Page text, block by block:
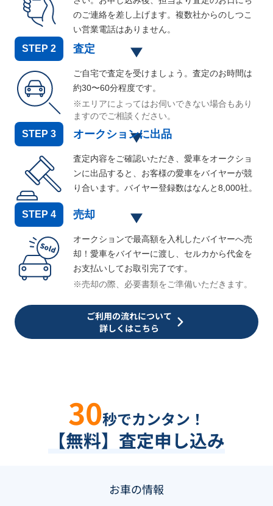
のご連絡を差し上げます。複数社からのしつこ
い営業電話はありません。
STEP 2 査定
ご自宅で査定を受けましょう。査定のお時間は
約30〜60分程度です。
※エリアによってはお伺いできない場合もあり
ますのでご相談ください。
STEP 3 オークションに出品
査定内容をご確認いただき、愛車をオークショ
ンに出品すると、お客様の愛車をバイヤーが競
り合います。バイヤー登録数はなんと8,000社。
STEP 4 売却
オークションで最高額を入札したバイヤーへ売
却！愛車をバイヤーに渡し、セルカから代金を
お支払いしてお取引完了です。
※売却の際、必要書類をご準備いただきます。
ご利用の流れについて
詳しくはこちら
30秒でカンタン！
【無料】査定申し込み
お車の情報